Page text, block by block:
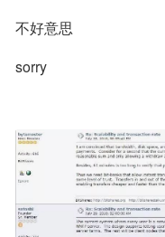
不好意思
sorry